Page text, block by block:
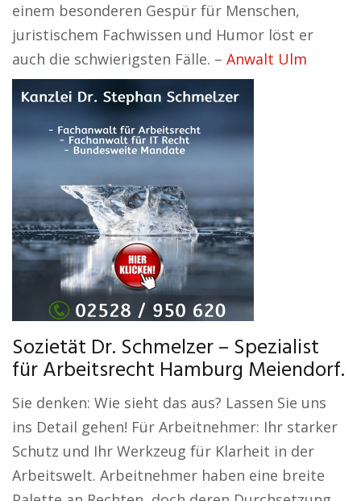
einem besonderen Gespür für Menschen,
juristischem Fachwissen und Humor löst er
auch die schwierigsten Fälle. – Anwalt Ulm
Sozietät Dr. Schmelzer – Spezialist
für Arbeitsrecht Hamburg Meiendorf.
Sie denken: Wie sieht das aus? Lassen Sie uns
ins Detail gehen! Für Arbeitnehmer: Ihr starker
Schutz und Ihr Werkzeug für Klarheit in der
Arbeitswelt. Arbeitnehmer haben eine breite